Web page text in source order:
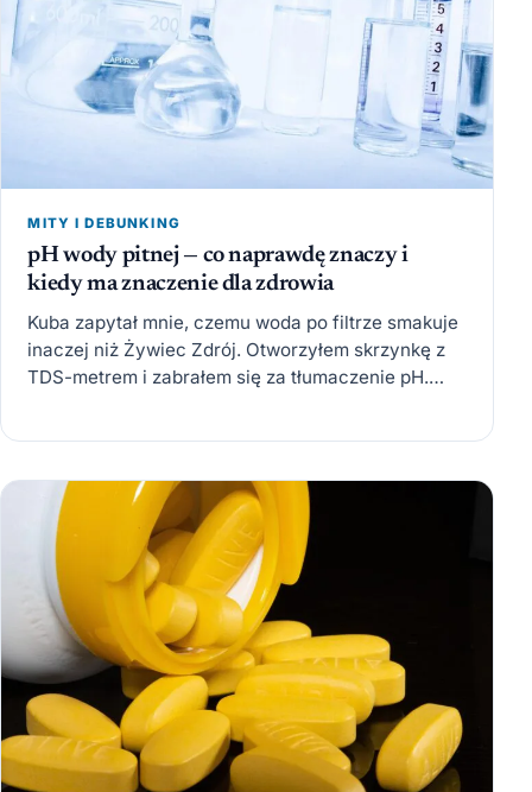
MITY I DEBUNKING
pH wody pitnej — co naprawdę znaczy i
kiedy ma znaczenie dla zdrowia
Kuba zapytał mnie, czemu woda po filtrze smakuje
inaczej niż Żywiec Zdrój. Otworzyłem skrzynkę z
TDS-metrem i zabrałem się za tłumaczenie pH.